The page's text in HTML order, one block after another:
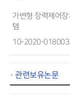
가변형 장력제어
템
10-2020-
· 관련보유논문